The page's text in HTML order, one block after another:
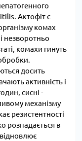
Актофіт є
комах
незворотньо
комахи гинуть
досить
активність і
сисні -
механізму
резистентності
розпадається в